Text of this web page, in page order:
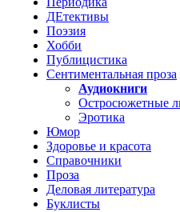
ДЕтективы
Поэзия
Хобби
Публицистика
Сентиментальная проза
Аудиокниги
Остросюжетные
Эротика
Юмор
Здоровье и красота
Справочники
Проза
Деловая литература
Буклисты